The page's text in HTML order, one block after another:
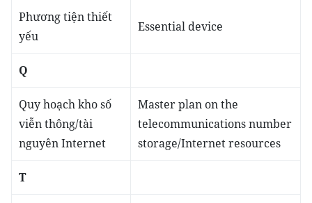
Phương tiện thiết
yếu
Essential device
Q
Quy hoạch kho số
viễn thông/tài
nguyên Internet
Master plan on the
telecommunications number
storage/Internet resources
T